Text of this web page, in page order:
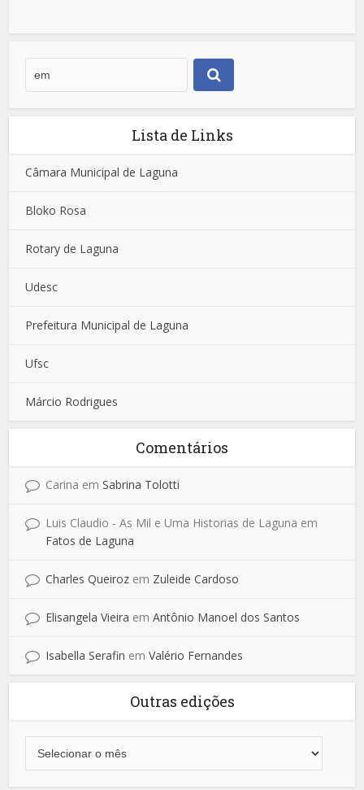
Lista de Links
Câmara Municipal de Laguna
Bloko Rosa
Rotary de Laguna
Udesc
Prefeitura Municipal de Laguna
Ufsc
Márcio Rodrigues
Comentários
Carina emSabrina Tolotti
Luis Claudio - As Mil e Uma Historias de Laguna em
Fatos de Laguna
Charles Queiroz em Zuleide Cardoso
Elisangela Vieira emAntônio Manoel dos Santos
Isabella Serafin emValério Fernandes
Outras edições